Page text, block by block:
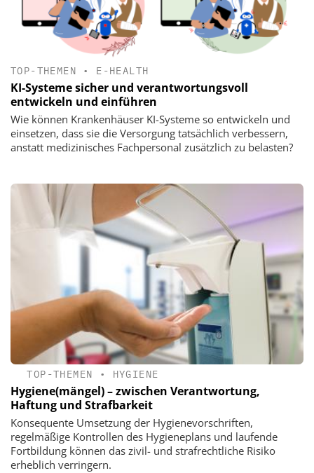
TOP-THEMEN • E-HEALTH
KI-Systeme sicher und verantwortungsvoll
entwickeln und einführen
Wie können Krankenhäuser KI-Systeme so entwickeln und
einsetzen, dass sie die Versorgung tatsächlich verbessern,
anstatt medizinisches Fachpersonal zusätzlich zu belasten?
TOP-THEMEN • HYGIENE
Hygiene(mängel) – zwischen Verantwortung,
Haftung und Strafbarkeit
Konsequente Umsetzung der Hygienevorschriften,
regelmäßige Kontrollen des Hygieneplans und laufende
Fortbildung können das zivil- und strafrechtliche Risiko
erheblich verringern.